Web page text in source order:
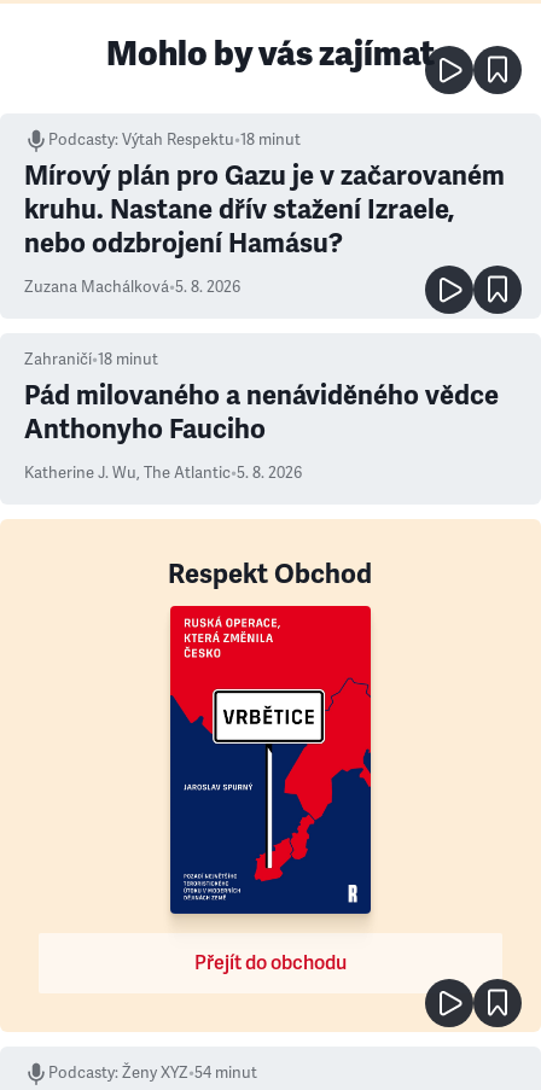
Mohlo by vás zajímat
Podcasty:Výtah Respektu•18 minut
Mírový plán pro Gazu je v začarovaném
kruhu. Nastane dřív stažení Izraele,
nebo odzbrojení Hamásu?
Zuzana Machálková•5. 8. 2026
Zahraničí•18 minut
Pád milovaného a nenáviděného vědce
Anthonyho Fauciho
Katherine J. Wu, The Atlantic•5. 8. 2026
Respekt Obchod
Přejít do obchodu
Podcasty:Ženy XYZ•54 minut